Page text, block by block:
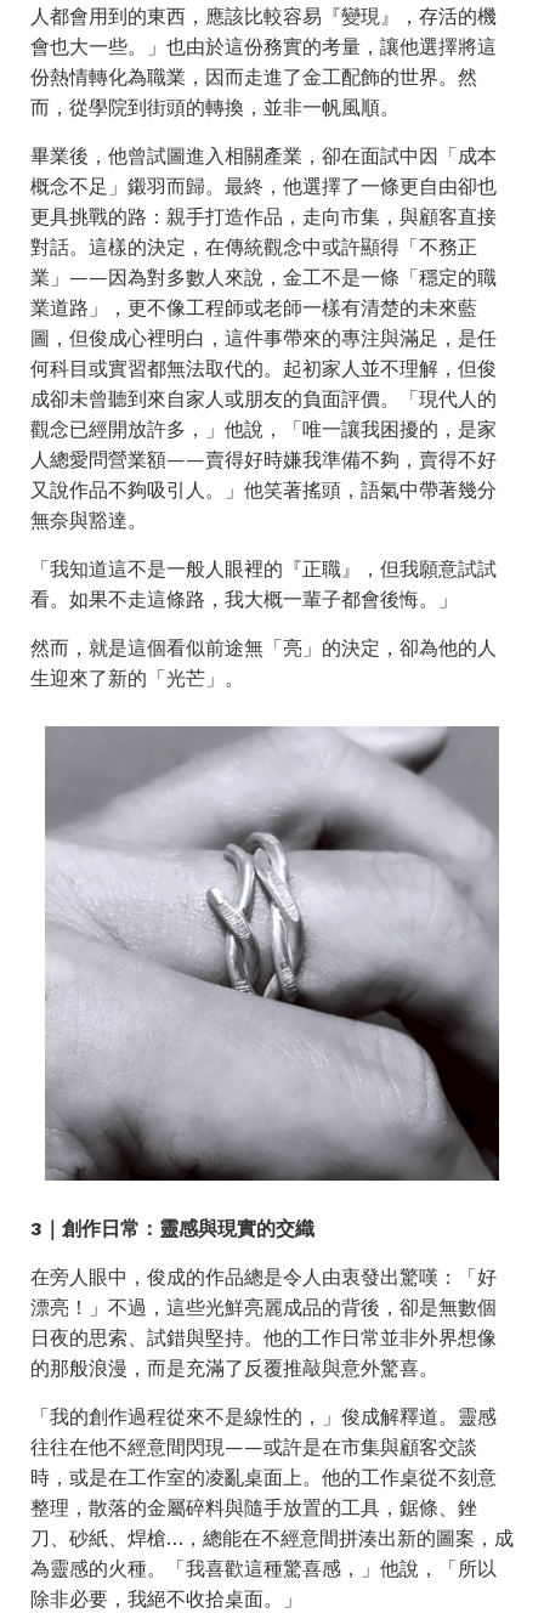
人都會用到的東西，應該比較容易『變現』，存活的機
會也大一些。」也由於這份務實的考量，讓他選擇將這
份熱情轉化為職業，因而走進了金工配飾的世界。然
而，從學院到街頭的轉換，並非一帆風順。
畢業後，他曾試圖進入相關產業，卻在面試中因「成本
概念不足」鎩羽而歸。最終，他選擇了一條更自由卻也
更具挑戰的路：親手打造作品，走向市集，與顧客直接
對話。這樣的決定，在傳統觀念中或許顯得「不務正
業」——因為對多數人來說，金工不是一條「穩定的職
業道路」，更不像工程師或老師一樣有清楚的未來藍
圖，但俊成心裡明白，這件事帶來的專注與滿足，是任
何科目或實習都無法取代的。起初家人並不理解，但俊
成卻未曾聽到來自家人或朋友的負面評價。「現代人的
觀念已經開放許多，」他說，「唯一讓我困擾的，是家
人總愛問營業額——賣得好時嫌我準備不夠，賣得不好
又說作品不夠吸引人。」他笑著搖頭，語氣中帶著幾分
無奈與豁達。
「我知道這不是一般人眼裡的『正職』，但我願意試試
看。如果不走這條路，我大概一輩子都會後悔。」
然而，就是這個看似前途無「亮」的決定，卻為他的人
生迎來了新的「光芒」。
3｜創作日常：靈感與現實的交織
在旁人眼中，俊成的作品總是令人由衷發出驚嘆：「好
漂亮！」不過，這些光鮮亮麗成品的背後，卻是無數個
日夜的思索、試錯與堅持。他的工作日常並非外界想像
的那般浪漫，而是充滿了反覆推敲與意外驚喜。
「我的創作過程從來不是線性的，」俊成解釋道。靈感
往往在他不經意間閃現——或許是在市集與顧客交談
時，或是在工作室的凌亂桌面上。他的工作桌從不刻意
整理，散落的金屬碎料與隨手放置的工具，鋸條、銼
刀、砂紙、焊槍…，總能在不經意間拼湊出新的圖案，成
為靈感的火種。「我喜歡這種驚喜感，」他說，「所以
除非必要，我絕不收拾桌面。」